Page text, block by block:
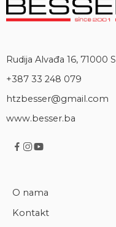
Rudija Alvađa 16, 71000
+387 33 248 079
htzbesser@gmail.com
www.besser.ba
O nama
Kontakt